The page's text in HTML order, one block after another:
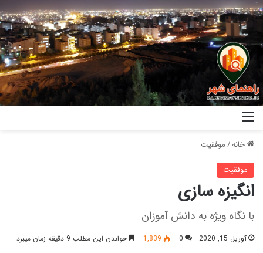
خانه/موفقیت
موفقیت
انگیزه سازی
با نگاه ویژه به دانش آموزان
آوریل 15, 2020 0
1,839 خواندن این مطلب 9 دقیقه زمان میبرد